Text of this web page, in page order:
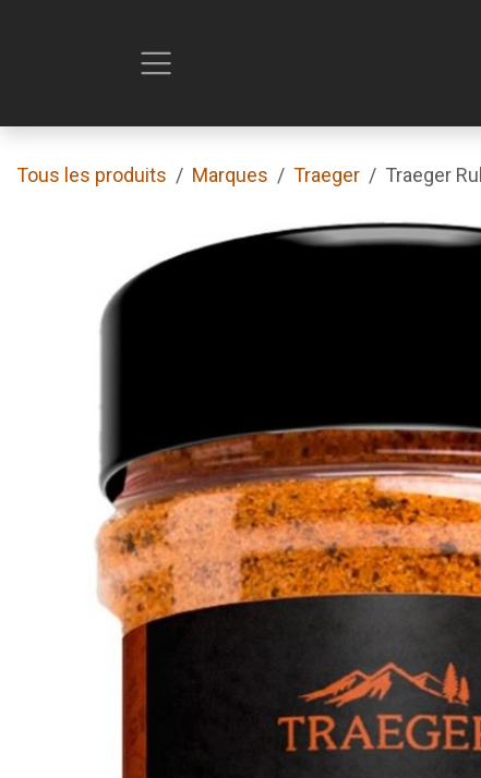
Tous les produits Marques Traeger Traeger